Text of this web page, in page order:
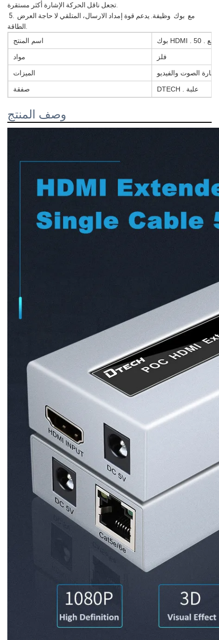
تجعل ناقل الحركة الإشارة أكثر مستقرة.
الطاقة.
اسم المنتج
مواد فلز
الميزات إشارة الصوت والفيديو
صفقة DTECH . علبة
وصف المنتج